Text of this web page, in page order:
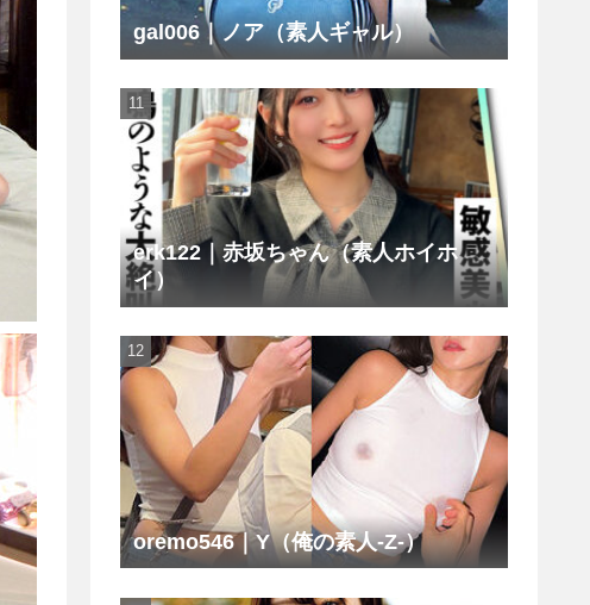
gal006｜ノア（素人ギャル）
erk122｜赤坂ちゃん（素人ホイホ
イ）
oremo546｜Y（俺の素人-Z-）